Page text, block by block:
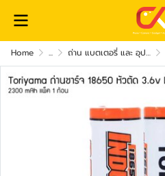
Home ... ถ่าน แบตเตอรี่ และ อุปกรณ์ชาร์จไฟ